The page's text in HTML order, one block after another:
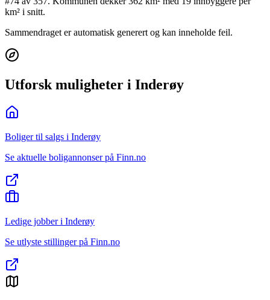
km² i snitt.
Sammendraget er automatisk generert og kan inneholde feil.
Utforsk muligheter i Inderøy
Boliger til salgs i Inderøy
Se aktuelle boligannonser på Finn.no
Ledige jobber i Inderøy
Se utlyste stillinger på Finn.no